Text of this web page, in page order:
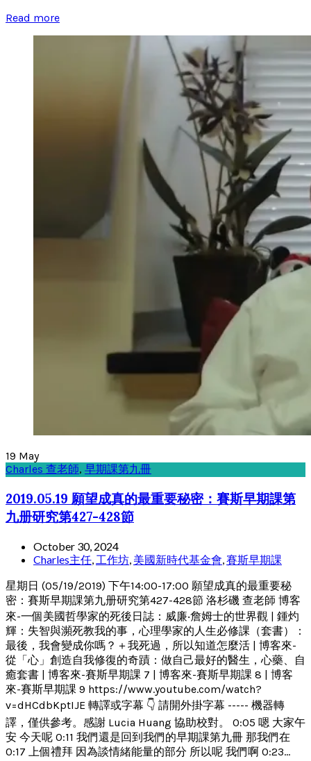
Read more
19 May
Charles 查老師, 早期課第九冊
2019.05.19 願望成真的最重要秘密：賽斯早期課第
九册研究第427-428節
October 30, 2024
Charles主任 工作坊 美國新時代基金會 賽斯早期課
星期日 (05/19/2019) 下午14:00-17:00 願望成真的最重要秘
密：賽斯早期課第九册研究第427-428節 洛杉磯 查老師 博客
來-一個美國哲學家的死後日誌：威廉‧詹姆士的世界觀 | 鍾灼
輝：失智與瀕死教我的事，心理學家的人生必修課（套書）：
最後，我會變成你嗎？＋我死過，所以知道怎麼活 | 博客來-
從「心」創造自我修復的奇蹟：做自己最好的醫生，心藥、自
癒套書 | 博客來-賽斯早期課 7 | 博客來-賽斯早期課 8 | 博客
來-賽斯早期課 9 https://www.youtube.com/watch?
v=dHCdbKptIJE 轉譯或字幕 👇 請開外掛字幕 ----- 機器轉
譯，僅供參考。感謝 Lucia Huang 協助校對。 0:05 嗯 大家午
安 今天呢 0:11 我們還是回到我們的早期課第九冊 那我們在
0:17 上個禮拜 因為談情緒能量的部分 所以呢 我們啊 0:23...